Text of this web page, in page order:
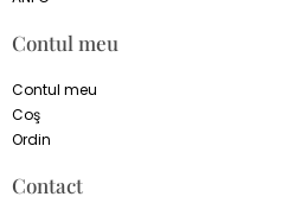
Contul meu
Contul meu
Coş
Ordin
Contact